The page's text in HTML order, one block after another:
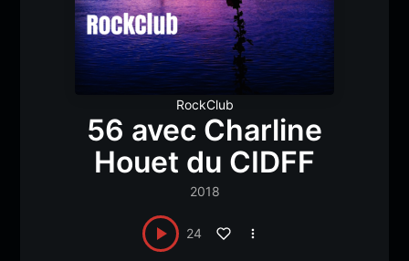
RockClub
56 avec Charline
Houet du CIDFF
2018
24